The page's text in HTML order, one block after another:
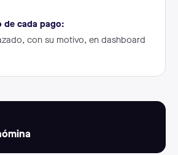
de cada pago:
con su motivo, en dashboard